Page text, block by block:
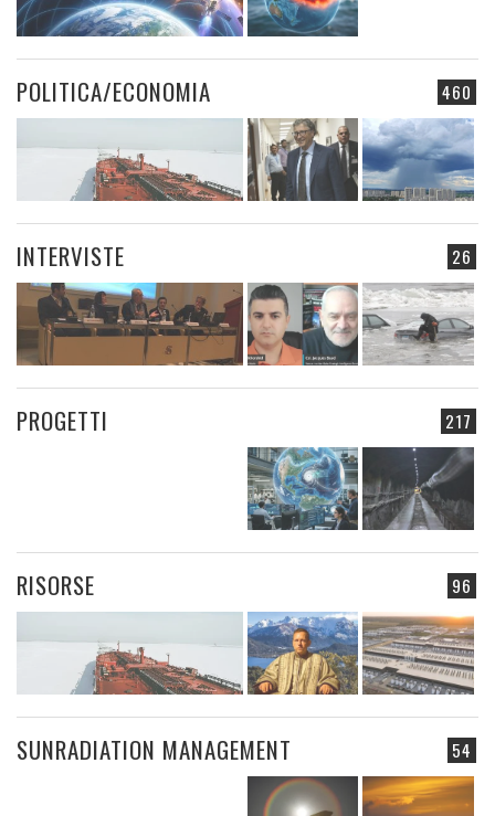
460
POLITICA/ECONOMIA
26
INTERVISTE
217
PROGETTI
96
RISORSE
54
SUNRADIATION MANAGEMENT